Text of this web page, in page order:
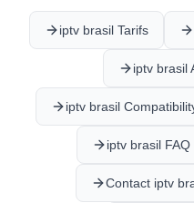
iptv brasil Tarifs
iptv brasil
iptv brasil
iptv brasil FAQ
Contact iptv